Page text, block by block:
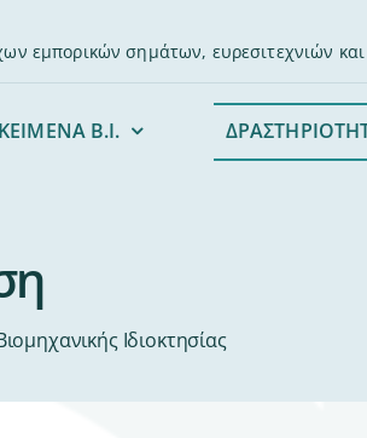
εμπορικών σημάτων, ευρεσιτεχνιών
Β.Ι.
Ιδιοκτησίας